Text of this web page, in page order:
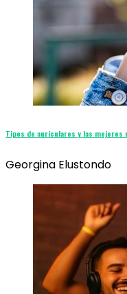
Tipos de auriculares y las mejores
Georgina Elustondo